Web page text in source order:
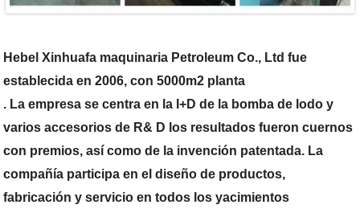
Hebel Xinhuafa maquinaria Petroleum Co., Ltd fue
establecida en 2006, con 5000m2 planta
. La empresa se centra en la I+D de la bomba de lodo y
varios accesorios de R& D los resultados fueron cuernos
con premios, así como de la invención patentada. La
compañía participa en el diseño de productos,
fabricación y servicio en todos los yacimientos